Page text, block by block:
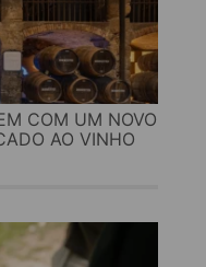
COM UM NOVO
AO VINHO